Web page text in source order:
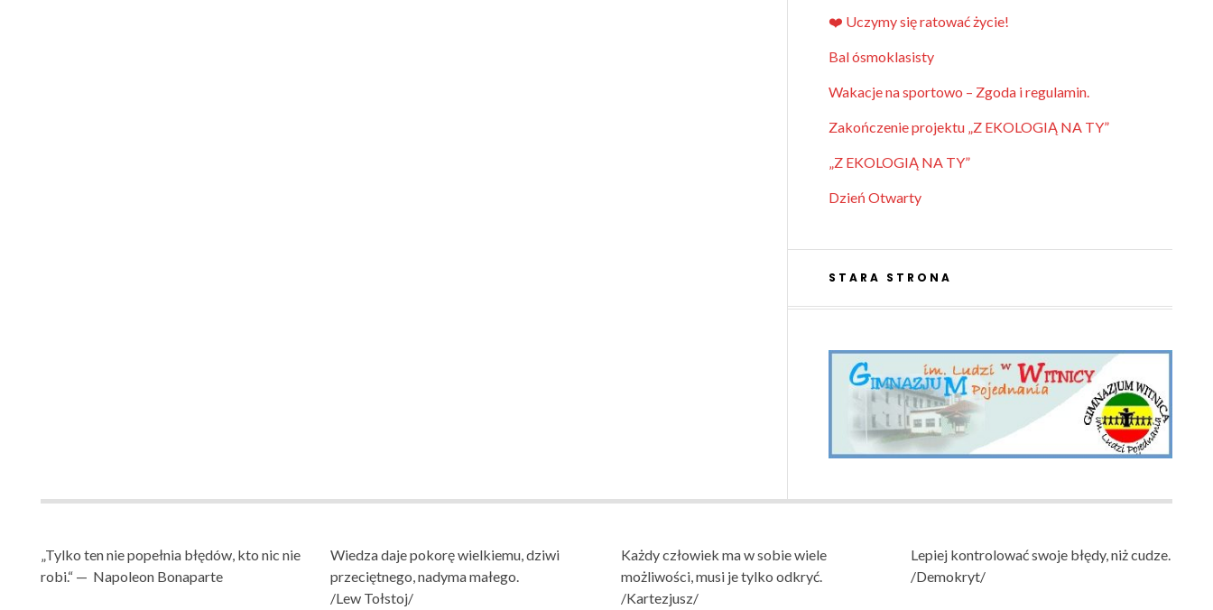
❤️ Uczymy się ratować życie!
Bal ósmoklasisty
Wakacje na sportowo – Zgoda i regulamin.
Zakończenie projektu „Z EKOLOGIĄ NA TY”
„Z EKOLOGIĄ NA TY”
Dzień Otwarty
STARA STRONA
„Tylko ten nie popełnia błędów, kto nic nie
robi.“ — Napoleon Bonaparte
Wiedza daje pokorę wielkiemu, dziwi
przeciętnego, nadyma małego.
/Lew Tołstoj/
Każdy człowiek ma w sobie wiele
możliwości, musi je tylko odkryć.
/Kartezjusz/
Lepiej kontrolować swoje błędy, niż cudze.
/Demokryt/